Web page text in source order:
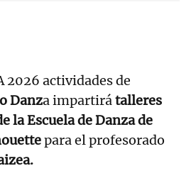
2026 actividades de
Danza impartirátalleres
la Escuela de Danza de
para el profesorado